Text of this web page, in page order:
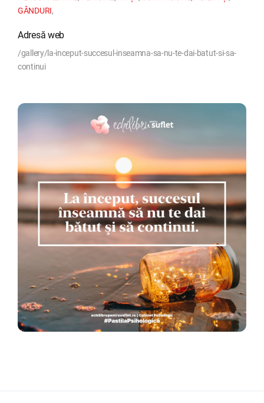
GÂNDURI,
Adresă web
/gallery/la-inceput-succesul-inseamna-sa-nu-te-dai-batut-si-sa-
continui